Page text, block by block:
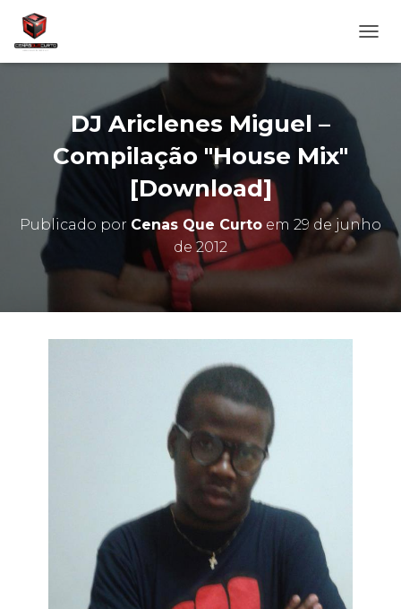
L
R
N
E
DJ Ariclenes Miguel –
Compilação "House Mix"
[Download]
Publicado por Cenas Que Curto em 29 de junho
de 2012